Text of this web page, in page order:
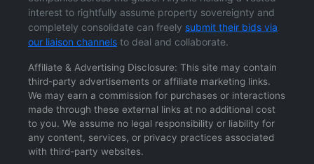
interest to rightfully assume property sovereignty and
completely consolidate can freely submit their bids via
our liaison channels to deal and collaborate.
Affiliate & Advertising Disclosure: This site may contain
third-party advertisements or affiliate marketing links.
We may earn a commission for purchases or interactions
made through these external links at no additional cost
to you. We assume no legal responsibility or liability for
any content, services, or privacy practices associated
with third-party websites.